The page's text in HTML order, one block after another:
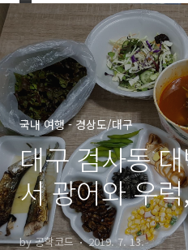
국내 여행 - 경상도/대구
대구 검사동
서 광어와 우
달해먹었다.
by 공학코드 2019. 7. 13.